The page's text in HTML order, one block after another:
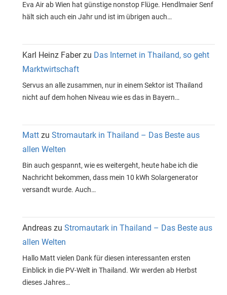
Eva Air ab Wien hat günstige nonstop Flüge. Hendlmaier Senf
hält sich auch ein Jahr und ist im übrigen auch…
Karl Heinz Faberzu Das Internet in Thailand, so geht
Marktwirtschaft
Servus an alle zusammen, nur in einem Sektor ist Thailand
nicht auf dem hohen Niveau wie es das in Bayern…
Matt zu Stromautark in Thailand – Das Beste aus
allen Welten
Bin auch gespannt, wie es weitergeht, heute habe ich die
Nachricht bekommen, dass mein 10 kWh Solargenerator
versandt wurde. Auch…
Andreas zu Stromautark in Thailand – Das Beste aus
allen Welten
Hallo Matt vielen Dank für diesen interessanten ersten
Einblick in die PV-Welt in Thailand. Wir werden ab Herbst
dieses Jahres…